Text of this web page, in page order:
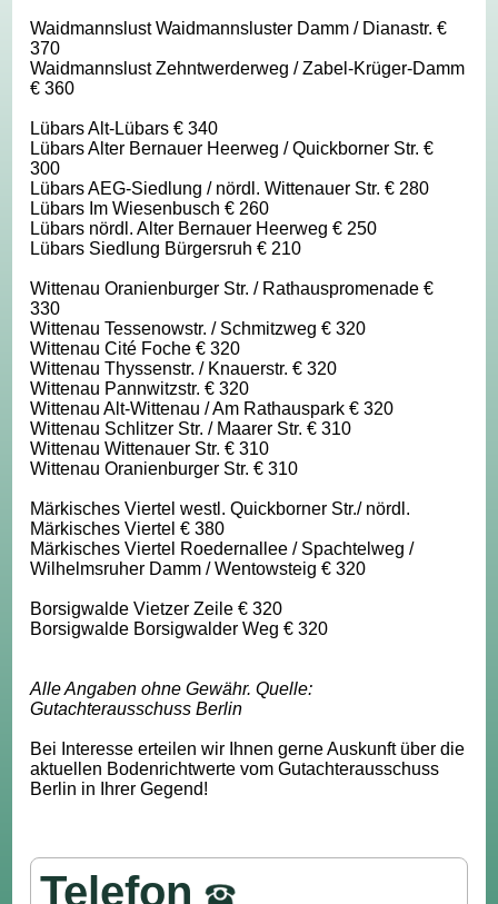
Waidmannslust Waidmannsluster Damm / Dianastr. €
370
Waidmannslust Zehntwerderweg / Zabel-Krüger-Damm
€ 360
Lübars Alt-Lübars € 340
Lübars Alter Bernauer Heerweg / Quickborner Str. €
300
Lübars AEG-Siedlung / nördl. Wittenauer Str. € 280
Lübars Im Wiesenbusch € 260
Lübars nördl. Alter Bernauer Heerweg € 250
Lübars Siedlung Bürgersruh € 210
Wittenau Oranienburger Str. / Rathauspromenade €
330
Wittenau Tessenowstr. / Schmitzweg € 320
Wittenau Cité Foche € 320
Wittenau Thyssenstr. / Knauerstr. € 320
Wittenau Pannwitzstr. € 320
Wittenau Alt-Wittenau / Am Rathauspark € 320
Wittenau Schlitzer Str. / Maarer Str. € 310
Wittenau Wittenauer Str. € 310
Wittenau Oranienburger Str. € 310
Märkisches Viertel westl. Quickborner Str./ nördl.
Märkisches Viertel € 380
Märkisches Viertel Roedernallee / Spachtelweg /
Wilhelmsruher Damm / Wentowsteig € 320
Borsigwalde Vietzer Zeile € 320
Borsigwalde Borsigwalder Weg € 320
Alle Angaben ohne Gewähr. Quelle:
Gutachterausschuss Berlin
Bei Interesse erteilen wir Ihnen gerne Auskunft über die
aktuellen Bodenrichtwerte vom Gutachterausschuss
Berlin in Ihrer Gegend!
Telefon